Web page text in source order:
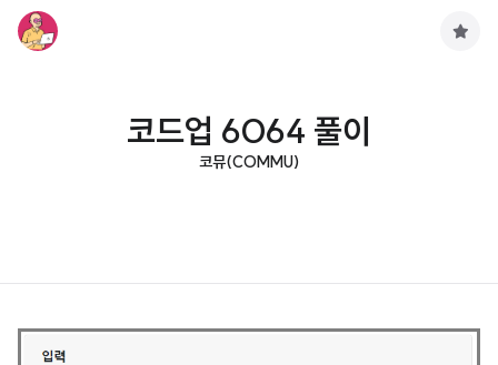
코드업 6064 풀이
코뮤(COMMU)
구